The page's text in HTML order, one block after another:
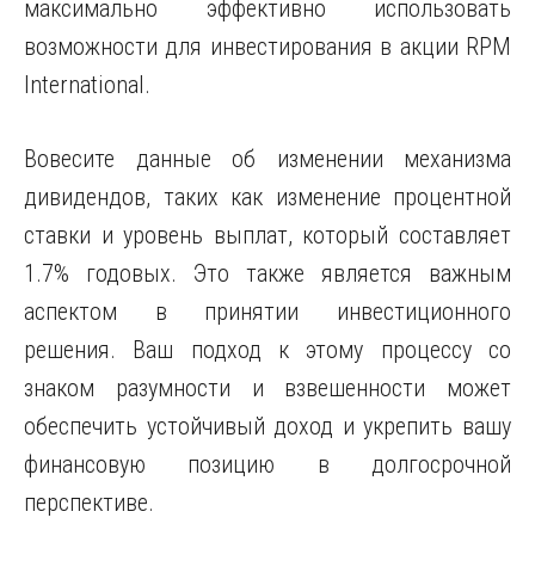
максимально эффективно использовать
возможности для инвестирования в акции RPM
International.
Вовесите данные об изменении механизма
дивидендов, таких как изменение процентной
ставки и уровень выплат, который составляет
1.7% годовых. Это также является важным
аспектом в принятии инвестиционного
решения. Ваш подход к этому процессу со
знаком разумности и взвешенности может
обеспечить устойчивый доход и укрепить вашу
финансовую позицию в долгосрочной
перспективе.